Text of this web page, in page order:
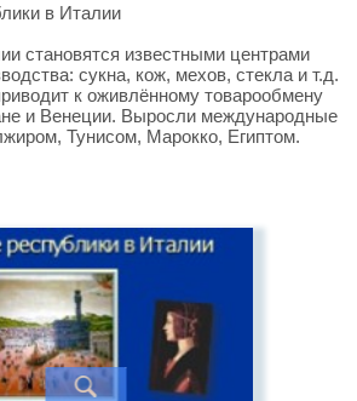
в Италии
становятся известными центрами
сукна, кож, мехов, стекла и т.д.
к оживлённому товарообмену
и Венеции. Выросли международные
Тунисом, Марокко, Египтом.